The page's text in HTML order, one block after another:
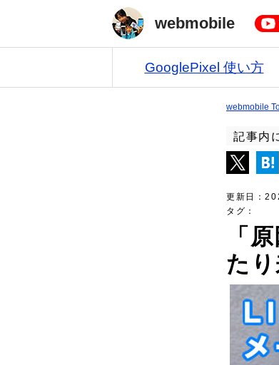
webmobile
GooglePixel 使い方
webmobile
記事内
更新日：
タグ：
「
た